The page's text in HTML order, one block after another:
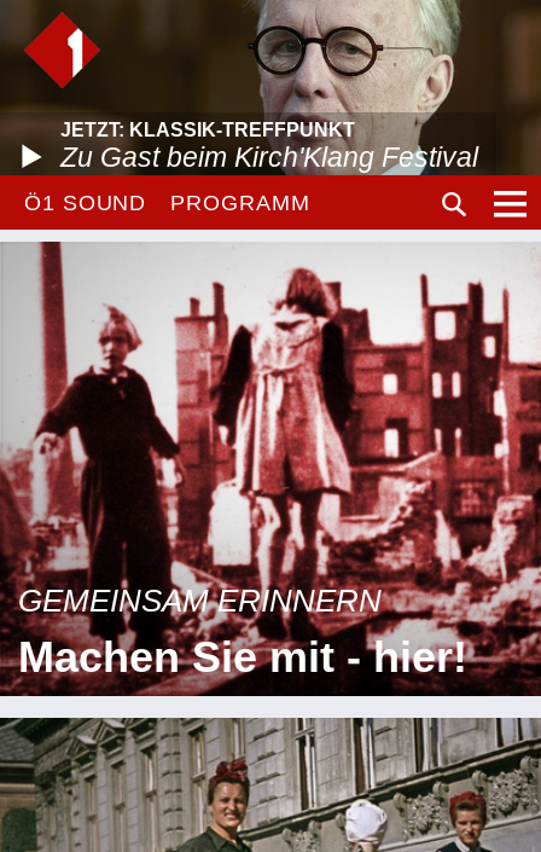
JETZT: KLASSIK-TREFFPUNKT
Zu Gast beim Kirch'Klang Festival
Ö1 SOUND PROGRAMM
GEMEINSAM ERINNERN
Machen Sie mit - hier!